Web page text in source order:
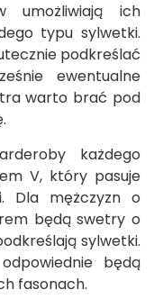
umożliwiają ich
typu sylwetki.
podkreślać
ewentualne
warto brać pod
każdego
V, który pasuje
Dla mężczyzn o
będą swetry o
sylwetki.
będą
fasonach.